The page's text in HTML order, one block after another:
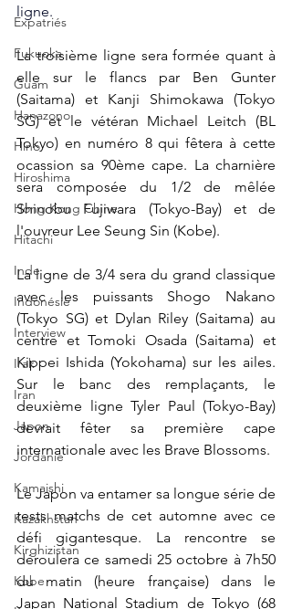
Expatriés
Fukuoka
Guam
Hanazono
Hino
Hiroshima
Hong Kong Chine
Hitachi
Inde
Indonésie
Interview
Irak
Iran
Japon
Jordanie
Kamaishi
Kazakhstan
Kirghizistan
Kobe
ligne.
La troisième ligne sera formée quant à
elle sur le flancs par Ben Gunter
(Saitama) et Kanji Shimokawa (Tokyo
SG) et le vétéran Michael Leitch (BL
Tokyo) en numéro 8 qui fêtera à cette
ocassion sa 90ème cape. La charnière
sera composée du 1/2 de mêlée
Shinobu Fujiwara (Tokyo-Bay) et de
l'ouvreur Lee Seung Sin (Kobe).
La ligne de 3/4 sera du grand classique
avec les puissants Shogo Nakano
(Tokyo SG) et Dylan Riley (Saitama) au
centre et Tomoki Osada (Saitama) et
Kippei Ishida (Yokohama) sur les ailes.
Sur le banc des remplaçants, le
deuxième ligne Tyler Paul (Tokyo-Bay)
devrait fêter sa première cape
internationale avec les Brave Blossoms.
Le Japon va entamer sa longue série de
tests matchs de cet automne avec ce
défi gigantesque. La rencontre se
déroulera ce samedi 25 octobre à 7h50
du matin (heure française) dans le
Japan National Stadium de Tokyo (68